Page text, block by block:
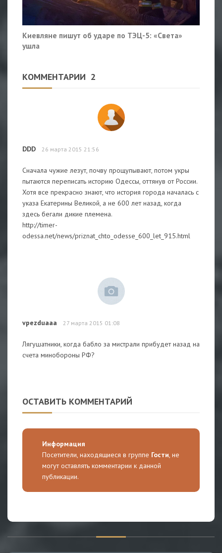
Киевляне пишут об ударе по ТЭЦ-5: «Света»
ушла
КОММЕНТАРИИ 2
DDD 26 марта 2015 21:56
Сначала чужие лезут, почву прощупывают, потом укры
пытаются переписать историю Одессы, оттянув от России.
Хотя все прекрасно знают, что история города началась с
указа Екатерины Великой, а не 600 лет назад, когда
здесь бегали дикие племена.
http://timer-
odessa.net/news/priznat_chto_odesse_600_let_915.html
vpezduaaa 27 марта 2015 01:08
Лягушатники, когда бабло за мистрали прибудет назад на
счета минобороны РФ?
ОСТАВИТЬ КОММЕНТАРИЙ
Информация
Посетители, находящиеся в группе Гости, не
могут оставлять комментарии к данной
публикации.